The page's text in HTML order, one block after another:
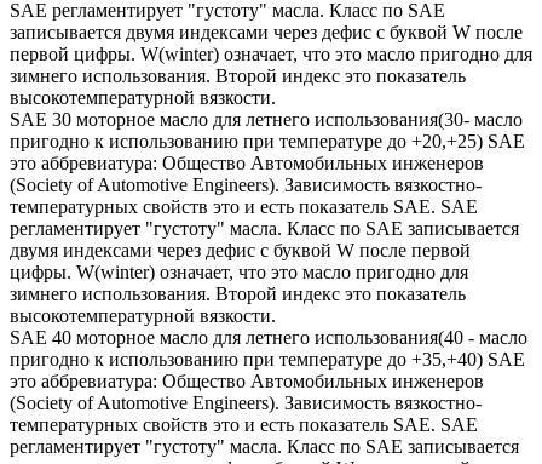
SAE регламентирует "густоту" масла. Класс по SAE
записывается двумя индексами через дефис с буквой W после
первой цифры. W(winter) означает, что это масло пригодно для
зимнего использования. Второй индекс это показатель
высокотемпературной вязкости.
SAE 30 моторное масло для летнего использования(30- масло
пригодно к использованию при температуре до +20,+25) SAE
это аббревиатура: Общество Автомобильных инженеров
(Society of Automotive Engineers). Зависимость вязкостно-
температурных свойств это и есть показатель SAE. SAE
регламентирует "густоту" масла. Класс по SAE записывается
двумя индексами через дефис с буквой W после первой
цифры. W(winter) означает, что это масло пригодно для
зимнего использования. Второй индекс это показатель
высокотемпературной вязкости.
SAE 40 моторное масло для летнего использования(40 - масло
пригодно к использованию при температуре до +35,+40) SAE
это аббревиатура: Общество Автомобильных инженеров
(Society of Automotive Engineers). Зависимость вязкостно-
температурных свойств это и есть показатель SAE. SAE
регламентирует "густоту" масла. Класс по SAE записывается